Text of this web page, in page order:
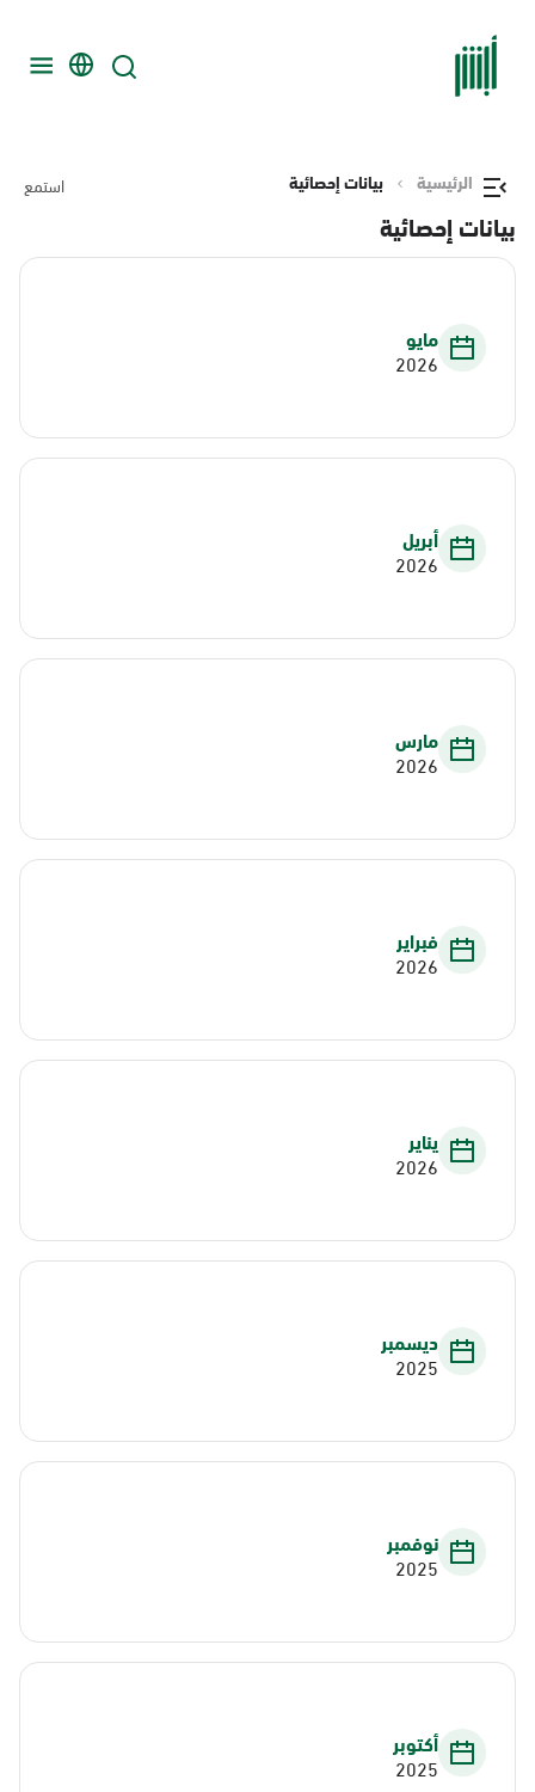
الرئيسية بيانات إحصائية استمع
بيانات إحصائية
مايو
2026
أبريل
2026
مارس
2026
فبراير
2026
يناير
2026
ديسمبر
2025
نوفمبر
2025
أكتوبر
2025